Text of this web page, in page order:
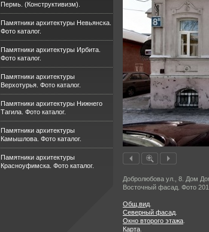
Пермь. (Конструктивизм).
Памятники архитектуры Невьянска.
Фото каталог.
Памятники архитектуры Ирбита.
Фото каталог.
Памятники архитектуры
Верхотурья. Фото каталог.
Памятники архитектуры Нижнего
Тагила. Фото каталог.
Памятники архитектуры
Камышлова. Фото каталог.
Памятники архитектуры
Красноуфимска. Фото каталог.
Добролюбова ул., 8. Дом
Восточный фасад. Фото
Общ.вид
Северный фасад
Окно второго этажа
Карта